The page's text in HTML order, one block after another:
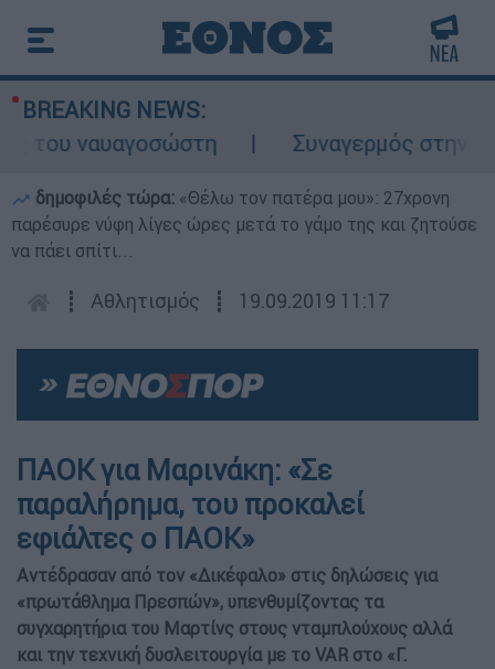
BREAKING NEWS:
ναυαγοσώστη
Συναγερμός στην
δημοφιλές τώρα: «Θέλω τον πατέρα μου»: 27χρονη
παρέσυρε νύφη λίγες ώρες μετά το γάμο της και ζητούσε
να πάει σπίτι...
┋ Αθλητισμός ┋ 19.09.2019 11:17
ΠΑΟΚ για Μαρινάκη: «Σε
παραλήρημα, του προκαλεί
εφιάλτες ο ΠΑΟΚ»
Αντέδρασαν από τον «Δικέφαλο» στις δηλώσεις για
«πρωτάθλημα Πρεσπών», υπενθυμίζοντας τα
συγχαρητήρια του Μαρτίνς στους νταμπλούχους αλλά
και την τεχνική δυσλειτουργία με το VAR στο «Γ.